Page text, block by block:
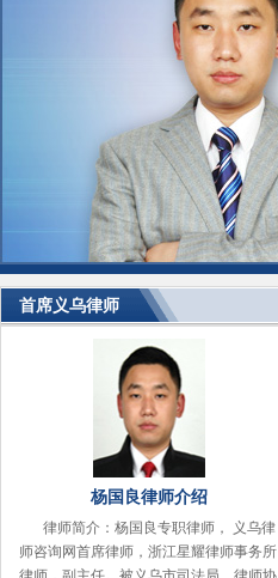
首席义乌律师
杨国良律师介绍
律师简介：杨国良专职律师， 义乌律
师咨询网首席律师，浙江星耀律师事务所